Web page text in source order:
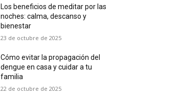
Los beneficios de meditar por las
noches: calma, descanso y
bienestar
23 de octubre de 2025
Cómo evitar la propagación del
dengue en casa y cuidar a tu
familia
22 de octubre de 2025